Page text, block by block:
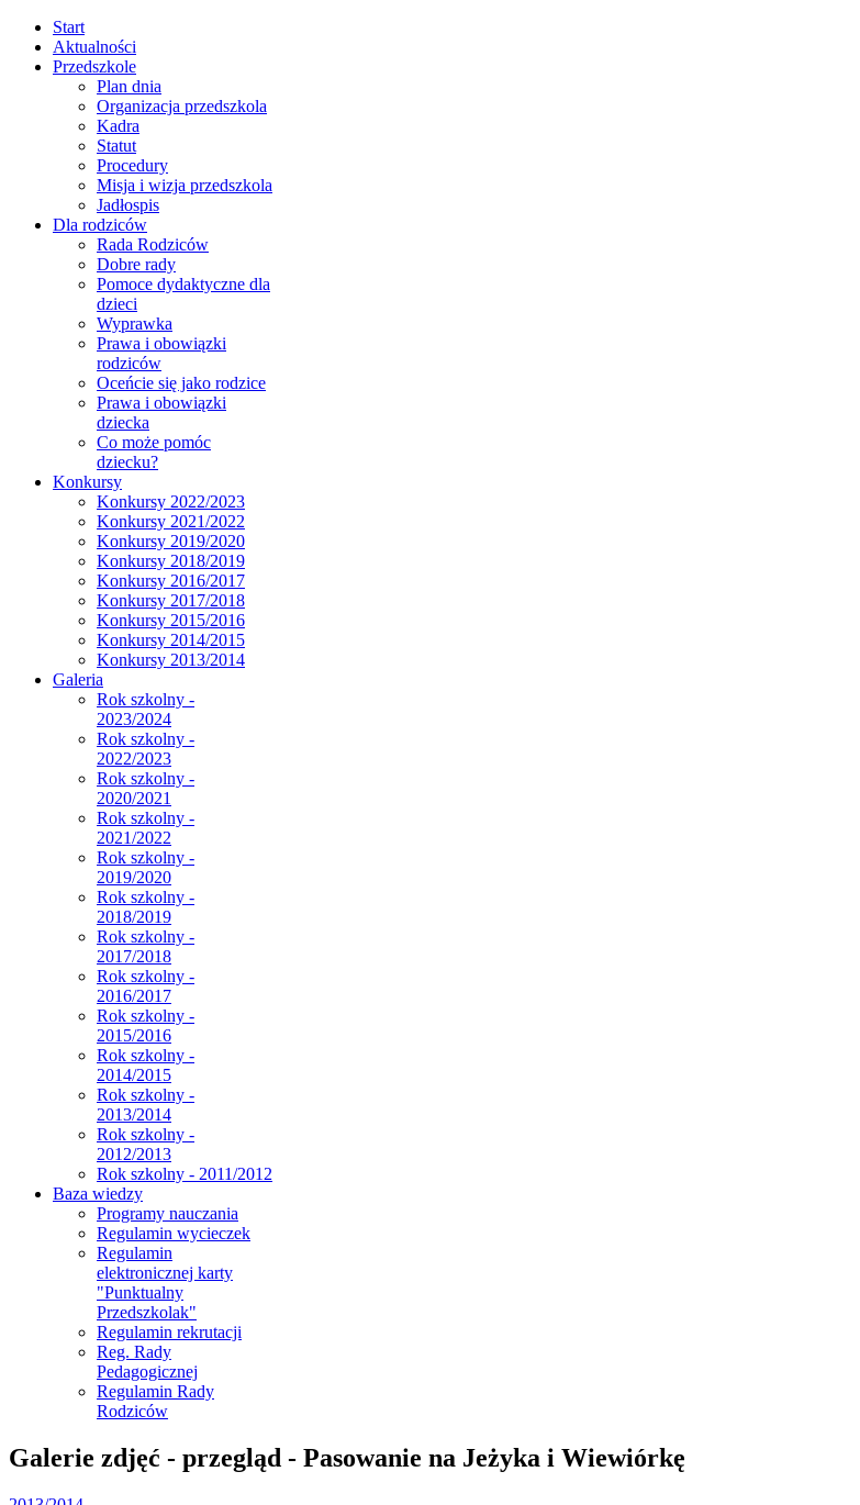
Start
Aktualności
Przedszkole
Plan dnia
Organizacja przedszkola
Kadra
Statut
Procedury
Misja i wizja przedszkola
Jadłospis
Dla rodziców
Rada Rodziców
Dobre rady
Pomoce dydaktyczne dla
dzieci
Wyprawka
Prawa i obowiązki
rodziców
Oceńcie się jako rodzice
Prawa i obowiązki
dziecka
Co może pomóc
dziecku?
Konkursy
Konkursy 2022/2023
Konkursy 2021/2022
Konkursy 2019/2020
Konkursy 2018/2019
Konkursy 2016/2017
Konkursy 2017/2018
Konkursy 2015/2016
Konkursy 2014/2015
Konkursy 2013/2014
Galeria
Rok szkolny -
2023/2024
Rok szkolny -
2022/2023
Rok szkolny -
2020/2021
Rok szkolny -
2021/2022
Rok szkolny -
2019/2020
Rok szkolny -
2018/2019
Rok szkolny -
2017/2018
Rok szkolny -
2016/2017
Rok szkolny -
2015/2016
Rok szkolny -
2014/2015
Rok szkolny -
2013/2014
Rok szkolny -
2012/2013
Rok szkolny - 2011/2012
Baza wiedzy
Programy nauczania
Regulamin wycieczek
Regulamin
elektronicznej karty
"Punktualny
Przedszkolak"
Regulamin rekrutacji
Reg. Rady
Pedagogicznej
Regulamin Rady
Rodziców
Galerie zdjęć - przegląd - Pasowanie na Jeżyka i Wiewiórkę